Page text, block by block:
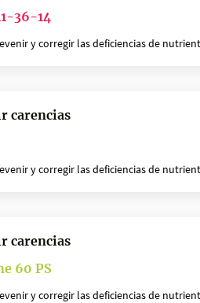
36-14
y corregir las deficiencias de
carencias
y corregir las deficiencias de
carencias
60 PS
y corregir las deficiencias de